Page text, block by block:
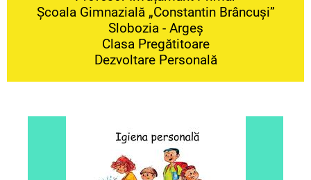
Școala Gimnazială „Constantin Brâncuși”
Slobozia - Argeș
Clasa Pregătitoare
Dezvoltare Personală